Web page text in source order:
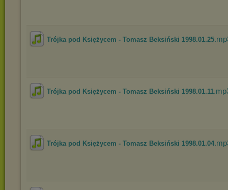
Trójka pod Księżycem - Tomasz Beksiński 1998.01.25
Trójka pod Księżycem - Tomasz Beksiński 1998.01.11
Trójka pod Księżycem - Tomasz Beksiński 1998.01.04